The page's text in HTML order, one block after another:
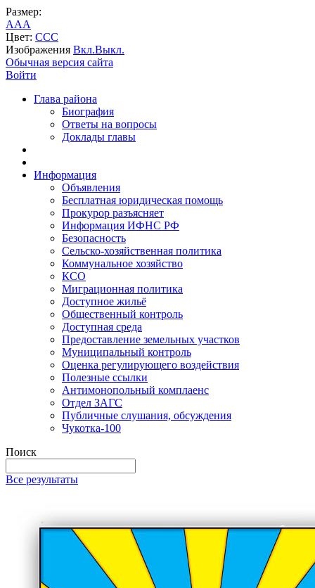
Размер:
AAA
Цвет: CCC
Изображения Вкл.Выкл.
Обычная версия сайта
Войти
Глава района
Биография
Ответы на вопросы
Доклады главы
Информация
Объявления
Бесплатная юридическая помощь
Прокурор разъясняет
Информация ИФНС РФ
Безопасность
Сельско-хозяйственная политика
Коммунальное хозяйство
КСО
Миграционная политика
Доступное жильё
Общественный контроль
Доступная среда
Предоставление земельных участков
Муниципальный контроль
Оценка регулирующего воздействия
Полезные ссылки
Антимонопольный комплаенс
Отдел ЗАГС
Публичные слушания, обсуждения
Чукотка-100
Поиск
Все результаты